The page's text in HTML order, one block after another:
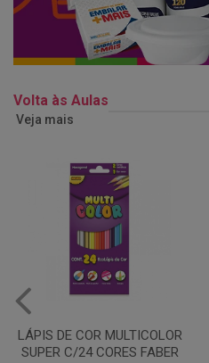
Volta às Aulas
Veja mais
Caneta esferográfica 1.6mm
Cristal Intenso